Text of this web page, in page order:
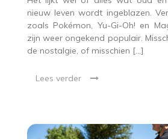
nieuw leven wordt ingeblazen.
zoals Pokémon, Yu-Gi-Oh! en
zijn weer ongekend populair.
de nostalgie, of misschien […]
Lees verder